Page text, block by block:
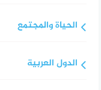
الحياة والمجتمع
الدول العربية